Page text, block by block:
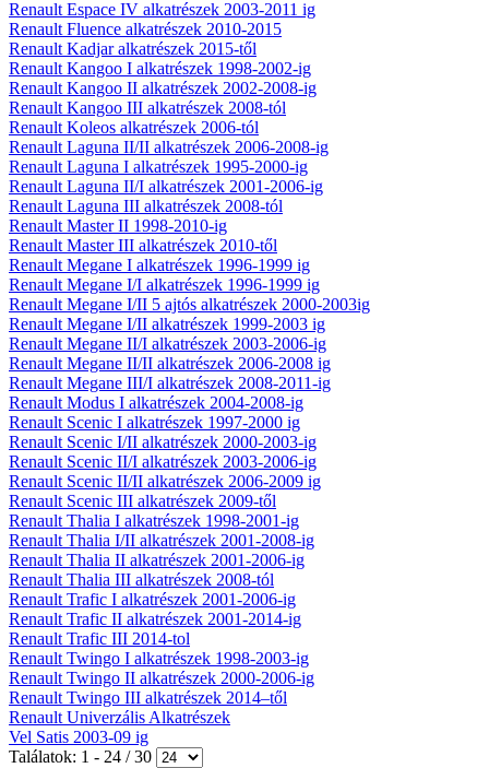
Renault Espace IV alkatrészek 2003-2011 ig
Renault Fluence alkatrészek 2010-2015
Renault Kadjar alkatrészek 2015-től
Renault Kangoo I alkatrészek 1998-2002-ig
Renault Kangoo II alkatrészek 2002-2008-ig
Renault Kangoo III alkatrészek 2008-tól
Renault Koleos alkatrészek 2006-tól
Renault Laguna II/II alkatrészek 2006-2008-ig
Renault Laguna I alkatrészek 1995-2000-ig
Renault Laguna II/I alkatrészek 2001-2006-ig
Renault Laguna III alkatrészek 2008-tól
Renault Master II 1998-2010-ig
Renault Master III alkatrészek 2010-től
Renault Megane I alkatrészek 1996-1999 ig
Renault Megane I/I alkatrészek 1996-1999 ig
Renault Megane I/II 5 ajtós alkatrészek 2000-2003ig
Renault Megane I/II alkatrészek 1999-2003 ig
Renault Megane II/I alkatrészek 2003-2006-ig
Renault Megane II/II alkatrészek 2006-2008 ig
Renault Megane III/I alkatrészek 2008-2011-ig
Renault Modus I alkatrészek 2004-2008-ig
Renault Scenic I alkatrészek 1997-2000 ig
Renault Scenic I/II alkatrészek 2000-2003-ig
Renault Scenic II/I alkatrészek 2003-2006-ig
Renault Scenic II/II alkatrészek 2006-2009 ig
Renault Scenic III alkatrészek 2009-től
Renault Thalia I alkatrészek 1998-2001-ig
Renault Thalia I/II alkatrészek 2001-2008-ig
Renault Thalia II alkatrészek 2001-2006-ig
Renault Thalia III alkatrészek 2008-tól
Renault Trafic I alkatrészek 2001-2006-ig
Renault Trafic II alkatrészek 2001-2014-ig
Renault Trafic III 2014-tol
Renault Twingo I alkatrészek 1998-2003-ig
Renault Twingo II alkatrészek 2000-2006-ig
Renault Twingo III alkatrészek 2014–től
Renault Univerzális Alkatrészek
Vel Satis 2003-09 ig
Találatok: 1 - 24 / 30